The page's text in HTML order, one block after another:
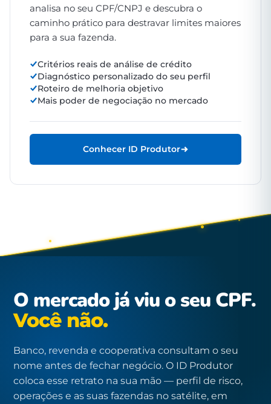
analisa no seu CPF/CNPJ e descubra o
caminho prático para destravar limites maiores
para a sua fazenda.
Critérios reais de análise de crédito
Diagnóstico personalizado do seu perfil
Roteiro de melhoria objetivo
Mais poder de negociação no mercado
Conhecer ID Produtor
O mercado já viu o seu CPF.
Você não.
Banco, revenda e cooperativa consultam o seu
nome antes de fechar negócio. O ID Produtor
coloca esse retrato na sua mão — perfil de risco,
operações e as suas fazendas no satélite, em